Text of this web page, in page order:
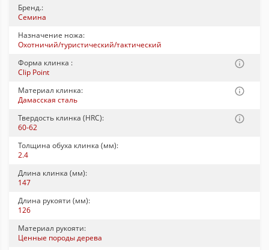
Бренд.:
Семина
Назначение ножа:
Охотничий/туристический/тактический
Форма клинка :
Clip Point
Материал клинка:
Дамасская сталь
Твердость клинка (HRC):
60-62
Толщина обуха клинка (мм):
2.4
Длина клинка (мм):
147
Длина рукояти (мм):
126
Материал рукояти:
Ценные породы дерева